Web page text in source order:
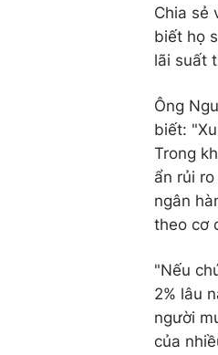
Chia sẻ
biết họ
lãi suất
Ông
biết:
Trong
ẩn rủi
ngân
theo cơ
"Nếu
2% lâu
người
của